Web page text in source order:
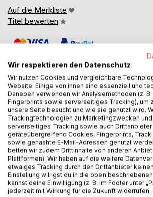
Auf die Merkliste
Titel bewerten
BESCHREIBUNG
Der Klimawandel bringt den Eisbären
Gefahr! Auf einer Eisscholle treibt er
auf das offene Meer hinaus. Henri, Yessi,
machen sich heimlich mit dem
eine abenteuerliche und gefährliche
Dieses Buch bezeichne ich als
Wir respektieren den Datenschutz
Wir nutzen Cookies und vergleichbare
Website. Einige von ihnen sind essenziell und
Daneben verwenden wir Analysemethoden (z.
Fingerprints sowie serverseitiges Tracking), um
unsere Seite besucht und wie sie genutzt wird.
Trackingtechnologien zu Marketingzwecken
serverseitiges Tracking sowie auch
geräteübergreifend Cookies, Fingerprints,
sowie gehashte E-Mail-Adressen genutzt
betten wir zudem Drittinhalte von anderen
Plattformen). Wir haben auf die weitere
etwaiges Tracking durch den Drittanbieter
Einstellung willigst du in die oben
kannst deine Einwilligung (z. B. im Footer unter
jederzeit mit Wirkung für die Zukunft widerrufen.